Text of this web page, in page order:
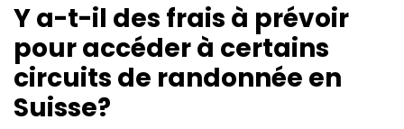
Y a-t-il des frais à prévoir
pour accéder à certains
circuits de randonnée en
Suisse?